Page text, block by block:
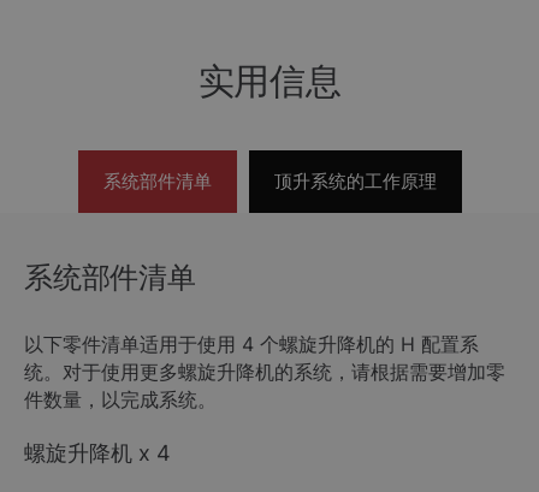
实用信息
系统部件清单 顶升系统的工作原理
系统部件清单
以下零件清单适用于使用 4 个螺旋升降机的 H 配置系
统。对于使用更多螺旋升降机的系统，请根据需要增加零
件数量，以完成系统。
螺旋升降机 x 4